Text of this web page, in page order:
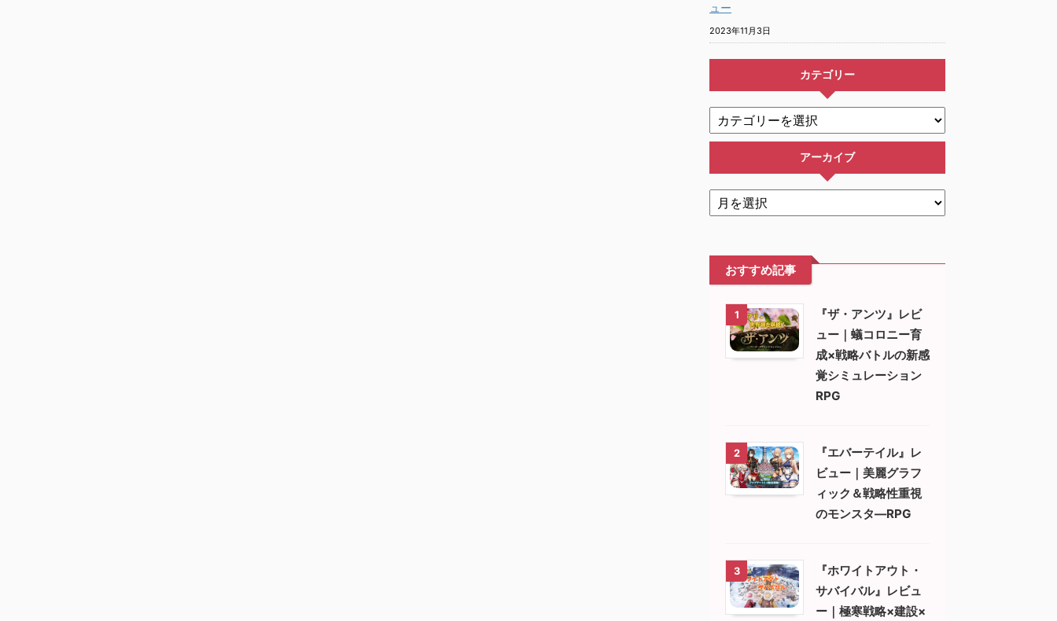
ュー
2023年11月3日
カテゴリー
アーカイブ
おすすめ記事
1
『ザ・アンツ』レビ
ュー｜蟻コロニー育
成×戦略バトルの新感
覚シミュレーション
RPG
2
『エバーテイル』レ
ビュー｜美麗グラフ
ィック＆戦略性重視
のモンスタ―RPG
3
『ホワイトアウト・
サバイバル』レビュ
ー｜極寒戦略×建設×